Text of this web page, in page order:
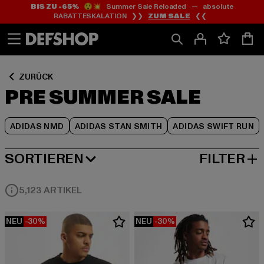
Zum
Inhalt
springen
Zum
Fußzeile
springen
BIS ZU -65%😲💥 Summer Sale Reloaded — absolute
RABATTESKALATION ❯❯ ZUM SALE ❮❮
ZURÜCK
PRE SUMMER SALE
ADIDAS NMD ADIDAS STAN SMITH ADIDAS SWIFT RUN
Zum
Produktraster
springen
SORTIEREN
BELIEBTESTE FILTER
5,123 ARTIKEL
NEU -30% NEU -30%